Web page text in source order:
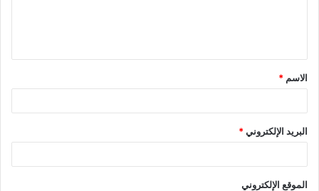
ق
*
الاسم *
البريد الإلكتروني*
الموقع الإلكتروني